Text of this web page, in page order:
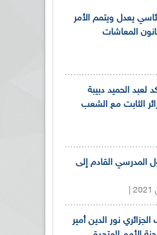
يعدل ويتمم الأمر
المعاشات
لعبد الحميد دبيبة
الثابت مع الشعب
المدرسي القادم إلى
الجزائري نور الدين أمير